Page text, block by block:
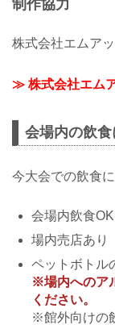
制作協力
株式会社エムア
≫ 株式会社エム
会場内の飲
今大会での飲食
会場内飲食OK
場内売店あり
ペットボトル
※場内へのア
ください。
※館外向けの